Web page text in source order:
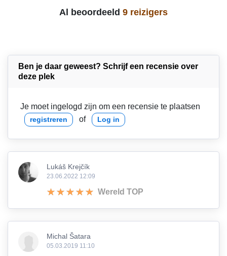
Al beoordeeld 9 reizigers
Ben je daar geweest? Schrijf een recensie over
deze plek
Je moet ingelogd zijn om een recensie te plaatsen
registreren of Log in
Lukáš Krejčík
23.06.2022 12:09
Wereld TOP
Michal Šatara
05.03.2019 11:10